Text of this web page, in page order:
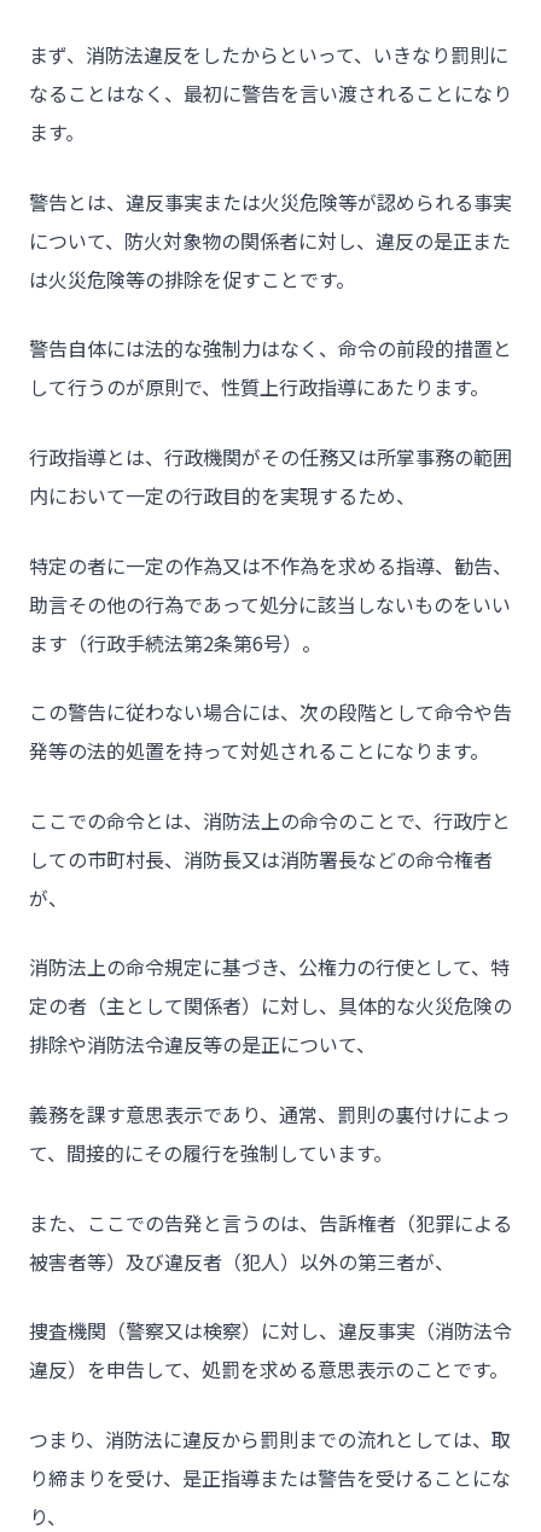
- HOME
- トウカイセツビについて
- 介護施設事業者様
- 不動産管理会社様・アパートマンションオーナー様
- お客様の声
- 施工事例
- ブログ＆ニュース
- 会社概要
まず、消防法違反をしたからといって、いきなり罰則に
なることはなく、最初に警告を言い渡されることになり
ます。
警告とは、違反事実または火災危険等が認められる事実
について、防火対象物の関係者に対し、違反の是正また
は火災危険等の排除を促すことです。
警告自体には法的な強制力はなく、命令の前段的措置と
して行うのが原則で、性質上行政指導にあたります。
行政指導とは、行政機関がその任務又は所掌事務の範囲
内において一定の行政目的を実現するため、
特定の者に一定の作為又は不作為を求める指導、勧告、
助言その他の行為であって処分に該当しないものをいい
ます（行政手続法第2条第6号）。
この警告に従わない場合には、次の段階として命令や告
発等の法的処置を持って対処されることになります。
ここでの命令とは、消防法上の命令のことで、行政庁と
しての市町村長、消防長又は消防署長などの命令権者
が、
消防法上の命令規定に基づき、公権力の行使として、特
定の者（主として関係者）に対し、具体的な火災危険の
排除や消防法令違反等の是正について、
義務を課す意思表示であり、通常、罰則の裏付けによっ
て、間接的にその履行を強制しています。
また、ここでの告発と言うのは、告訴権者（犯罪による
被害者等）及び違反者（犯人）以外の第三者が、
捜査機関（警察又は検察）に対し、違反事実（消防法令
違反）を申告して、処罰を求める意思表示のことです。
つまり、消防法に違反から罰則までの流れとしては、取
り締まりを受け、是正指導または警告を受けることにな
り、